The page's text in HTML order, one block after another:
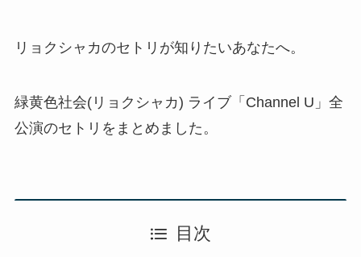
リョクシャカのセトリが知りたいあなたへ。
緑黄色社会(リョクシャカ) ライブ「Channel U」全
公演のセトリをまとめました。
目次